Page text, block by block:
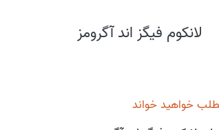
لانکوم فیگز اند آگرومز
خواهید خواند